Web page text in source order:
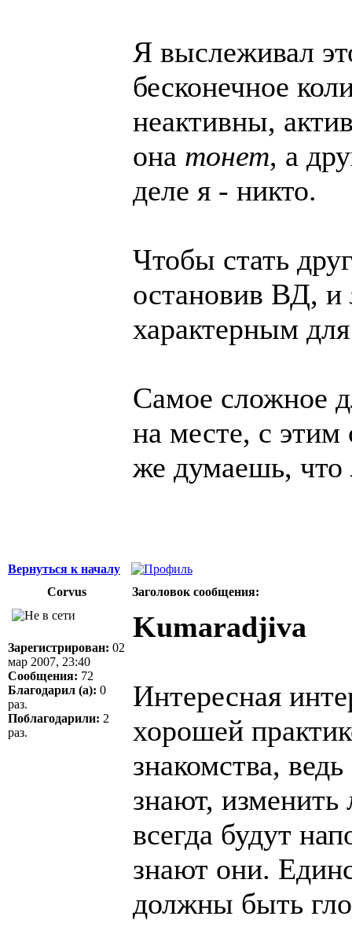
Я выслеживал
бесконечное
неактивны,
она тонет, а
деле я - никто.
Чтобы стать
остановив ВД, и
характерным
Самое сложное
на месте, с этим
же думаешь, что
Вернуться к началу
Corvus
Заголовок сообщения:
Зарегистрирован: 02
мар 2007, 23:40
Сообщения: 72
Благодарил (а): 0
раз.
Поблагодарили: 2
раз.
Kumaradjiva
Интересная
хорошей
знакомства,
знают, изменить
всегда будут
знают они.
должны быть